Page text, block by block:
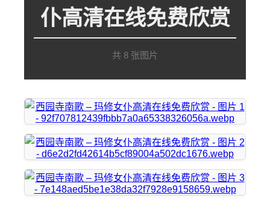
仆高清在线免费欣赏
共 8 张图片